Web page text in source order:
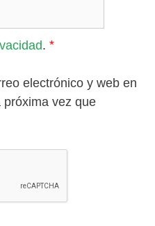
. *
electrónico y web en
vez que